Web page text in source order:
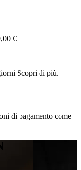
€
Scopri di più.
di pagamento come